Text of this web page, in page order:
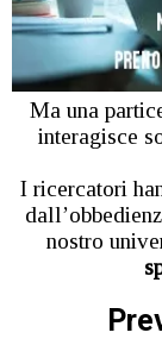
Ma una
interagisce
I ricercatori
nostro